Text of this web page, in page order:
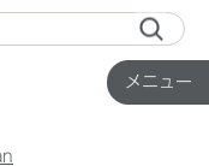
メニュー